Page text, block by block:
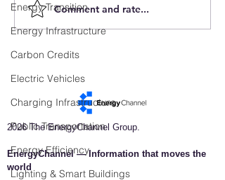
Energy Transition
Energy Infrastructure
Carbon Credits
Electric Vehicles
Charging Infrastructure
Public Transportation
Energy Efficiency
Lighting & Smart Buildings
Luxembourg
Accelerates E-Mobility
and Reveals the Future
of Intelligent Charging
Comment and rate...
2026 The EnergyChannel Group.
EnergyChannel — Information that moves the
world​